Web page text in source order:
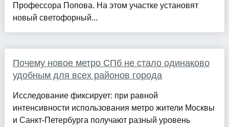
Профессора Попова. На этом участке установят
новый светофорный...
Почему новое метро СПб не стало одинаково
удобным для всех районов города
Исследование фиксирует: при равной
интенсивности использования метро жители Москвы
и Санкт-Петербурга получают разный уровень